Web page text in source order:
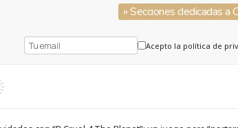
» Secciones dedicadas a
Acepto la política de